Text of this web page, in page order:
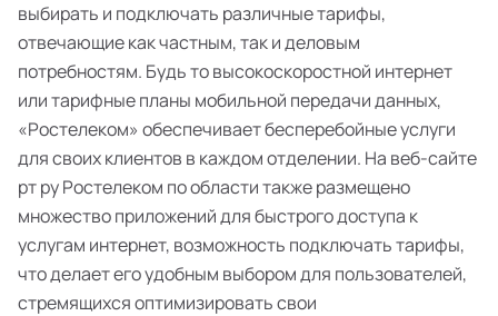
выбирать и подключать различные тарифы,
отвечающие как частным, так и деловым
потребностям. Будь то высокоскоростной интернет
или тарифные планы мобильной передачи данных,
«Ростелеком» обеспечивает бесперебойные услуги
для своих клиентов в каждом отделении. На веб-сайте
рт ру Ростелеком по области также размещено
множество приложений для быстрого доступа к
услугам интернет, возможность подключать тарифы,
что делает его удобным выбором для пользователей,
стремящихся оптимизировать свои